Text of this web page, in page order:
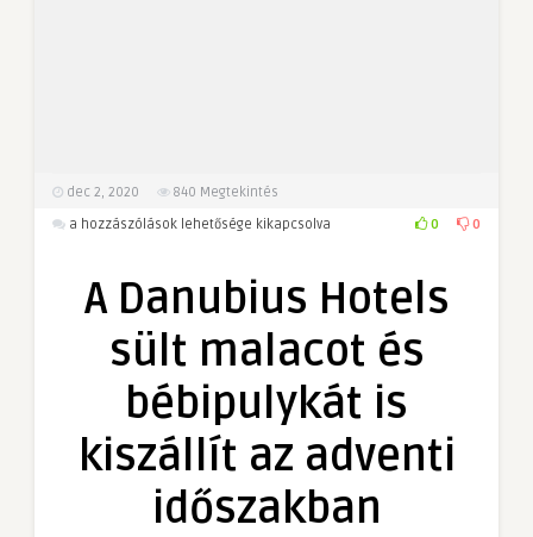
dec 2, 2020 840 Megtekintés
A
sült
kiszállít
a hozzászólások lehetősége kikapcsolva 0 0
A Danubius Hotels
sült malacot és
bébipulykát is
kiszállít az adventi
időszakban